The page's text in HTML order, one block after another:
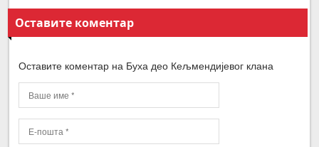
Оставите коментар
Оставите коментар на Буха део Кељмендијевог клана